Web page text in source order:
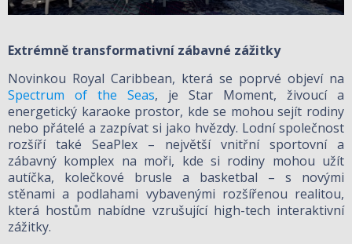
Extrémně transformativní zábavné zážitky
Novinkou Royal Caribbean, která se poprvé objeví na
Spectrum of the Seas, je Star Moment, živoucí a
energetický karaoke prostor, kde se mohou sejít rodiny
nebo přátelé a zazpívat si jako hvězdy. Lodní společnost
rozšíří také SeaPlex – největší vnitřní sportovní a
zábavný komplex na moři, kde si rodiny mohou užít
autíčka, kolečkové brusle a basketbal – s novými
stěnami a podlahami vybavenými rozšířenou realitou,
která hostům nabídne vzrušující high-tech interaktivní
zážitky.